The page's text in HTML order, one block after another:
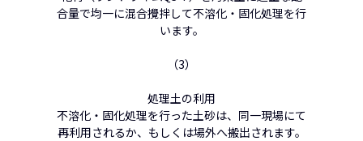
合量で均一に混合攪拌して不溶化・固化処理を行
います。
（3）
処理土の利用
不溶化・固化処理を行った土砂は、同一現場にて
再利用されるか、もしくは場外へ搬出されます。